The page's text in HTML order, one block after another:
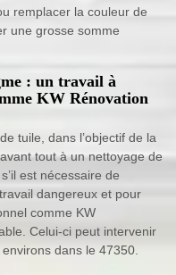
remplacer la couleur de
une grosse somme
: un travail à
KW Rénovation
tuile, dans l’objectif de la
tout à un nettoyage de
est nécessaire de
dangereux et pour
comme KW
Celui-ci peut intervenir
dans le 47350.